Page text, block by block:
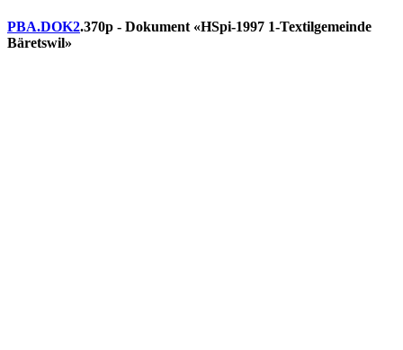
PBA.DOK2.370p - Dokument «HSpi-1997 1-Textilgemeinde
Bäretswil»